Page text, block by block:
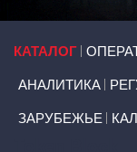
КАТАЛОГ
АНАЛИТИКА
ЗАРУБЕЖЬЕ